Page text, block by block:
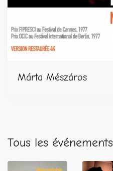
Márta Mészáros
Tous les événements